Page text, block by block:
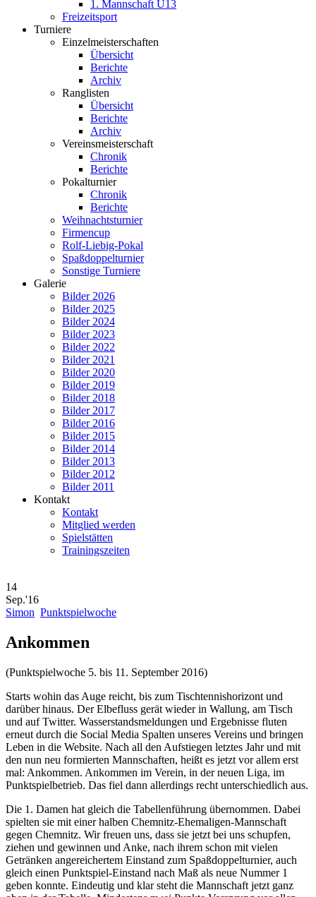
1. Mannschaft U13
Freizeitsport
Turniere
Einzelmeisterschaften
Übersicht
Berichte
Archiv
Ranglisten
Übersicht
Berichte
Archiv
Vereinsmeisterschaft
Chronik
Berichte
Pokalturnier
Chronik
Berichte
Weihnachtsturnier
Firmencup
Rolf-Liebig-Pokal
Spaßdoppelturnier
Sonstige Turniere
Galerie
Bilder 2026
Bilder 2025
Bilder 2024
Bilder 2023
Bilder 2022
Bilder 2021
Bilder 2020
Bilder 2019
Bilder 2018
Bilder 2017
Bilder 2016
Bilder 2015
Bilder 2014
Bilder 2013
Bilder 2012
Bilder 2011
Kontakt
Kontakt
Mitglied werden
Spielstätten
Trainingszeiten
14
Sep.'16
Simon Punktspielwoche
Ankommen
(Punktspielwoche 5. bis 11. September 2016)
Starts wohin das Auge reicht, bis zum Tischtennishorizont und
darüber hinaus. Der Elbefluss gerät wieder in Wallung, am Tisch
und auf Twitter. Wasserstandsmeldungen und Ergebnisse fluten
erneut durch die Social Media Spalten unseres Vereins und bringen
Leben in die Website. Nach all den Aufstiegen letztes Jahr und mit
den nun neu formierten Mannschaften, heißt es jetzt vor allem erst
mal: Ankommen. Ankommen im Verein, in der neuen Liga, im
Punktspielbetrieb. Das fiel dann allerdings recht unterschiedlich aus.
Die 1. Damen hat gleich die Tabellenführung übernommen. Dabei
spielten sie mit einer halben Chemnitz-Ehemaligen-Mannschaft
gegen Chemnitz. Wir freuen uns, dass sie jetzt bei uns schupfen,
ziehen und gewinnen und Anke, nach ihrem schon mit vielen
Getränken angereichertem Einstand zum Spaßdoppelturnier, auch
gleich einen Punktspiel-Einstand nach Maß als neue Nummer 1
geben konnte. Eindeutig und klar steht die Mannschaft jetzt ganz